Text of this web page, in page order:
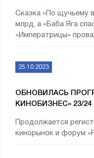
Сказка «По щучьему
млрд, а «Баба Яга
«Императрицы»
25.10.2023
ОБНОВИЛАСЬ
КИНОБИЗНЕС» 23/24
Продолжается
кинорынок и форум